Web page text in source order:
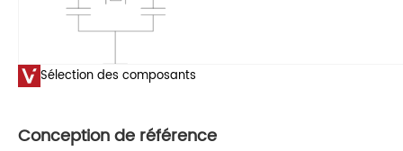
Sélection des composants
Conception de référence